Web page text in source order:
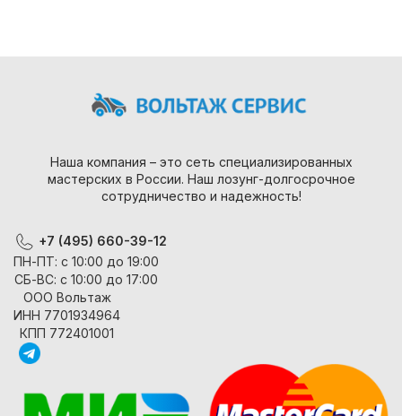
Наша компания – это сеть специализированных
мастерских в России. Наш лозунг-долгосрочное
сотрудничество и надежность!
+7 (495) 660-39-12
ПН-ПТ: с 10:00 до 19:00
СБ-ВС: с 10:00 до 17:00
ООО Вольтаж
ИНН 7701934964
КПП 772401001